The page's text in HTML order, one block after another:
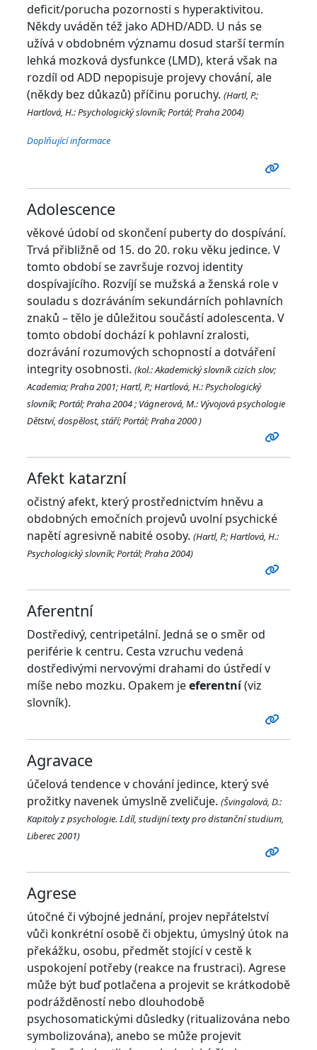
deficit/porucha pozornosti s hyperaktivitou.
Někdy uváděn též jako ADHD/ADD. U nás se
užívá v obdobném významu dosud starší termín
lehká mozková dysfunkce (LMD), která však na
rozdíl od ADD nepopisuje projevy chování, ale
(někdy bez důkazů) příčinu poruchy. (Hartl, P.;
Hartlová, H.: Psychologický slovník; Portál; Praha 2004)
Doplňující informace
Adolescence
věkové údobí od skončení puberty do dospívání.
Trvá přibližně od 15. do 20. roku věku jedince. V
tomto období se završuje rozvoj identity
dospívajícího. Rozvíjí se mužská a ženská role v
souladu s dozráváním sekundárních pohlavních
znaků – tělo je důležitou součástí adolescenta. V
tomto období dochází k pohlavní zralosti,
dozrávání rozumových schopností a dotváření
integrity osobnosti. (kol.: Akademický slovník cizích slov;
Academia; Praha 2001;Hartl, P.; Hartlová, H.: Psychologický
slovník; Portál; Praha 2004; Vágnerová, M.: Vývojová psychologie
Dětství, dospělost, stáří; Portál; Praha 2000 )
Afekt katarzní
očistný afekt, který prostřednictvím hněvu a
obdobných emočních projevů uvolní psychické
napětí agresivně nabité osoby. (Hartl, P.; Hartlová, H.:
Psychologický slovník; Portál; Praha 2004)
Aferentní
Dostředivý, centripetální. Jedná se o směr od
periférie k centru. Cesta vzruchu vedená
dostředivými nervovými drahami do ústředí v
míše nebo mozku. Opakem jeeferentní(viz
slovník).
Agravace
účelová tendence v chování jedince, který své
prožitky navenek úmyslně zveličuje. (Švingalová, D.:
Kapitoly z psychologie. I.díl, studijní texty pro distanční studium,
Liberec 2001)
Agrese
útočné či výbojné jednání, projev nepřátelství
vůči konkrétní osobě či objektu, úmyslný útok na
překážku, osobu, předmět stojící v cestě k
uspokojení potřeby (reakce na frustraci). Agrese
může být buď potlačena a projevit se krátkodobě
podrážděností nebo dlouhodobě
psychosomatickými důsledky (ritualizována nebo
symbolizována), anebo se může projevit